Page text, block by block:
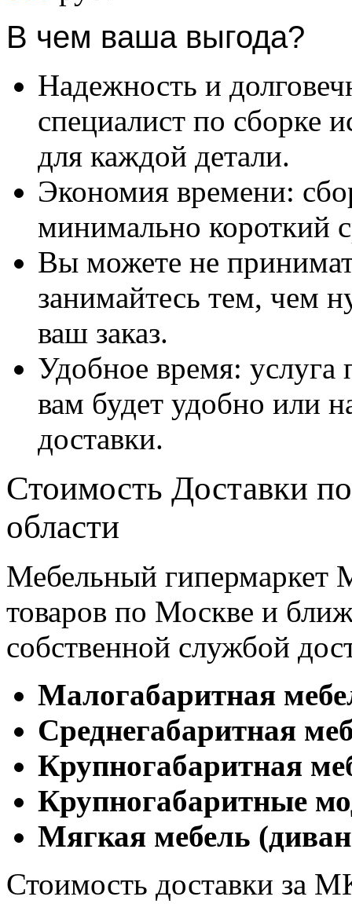
В чем ваша выгода?
Надежность и
специалист по сборке
для каждой детали.
Экономия времени:
минимально короткий
Вы можете не
занимайтесь тем, чем
ваш заказ.
Удобное время: услуга
вам будет удобно или
доставки.
Стоимость Доставки
области
Мебельный гипермаркет
товаров по Москве и
собственной службой
Малогабаритная
Cреднегабаритная
Крупногабаритная
Крупногабаритные
Мягкая мебель
Стоимость доставки за